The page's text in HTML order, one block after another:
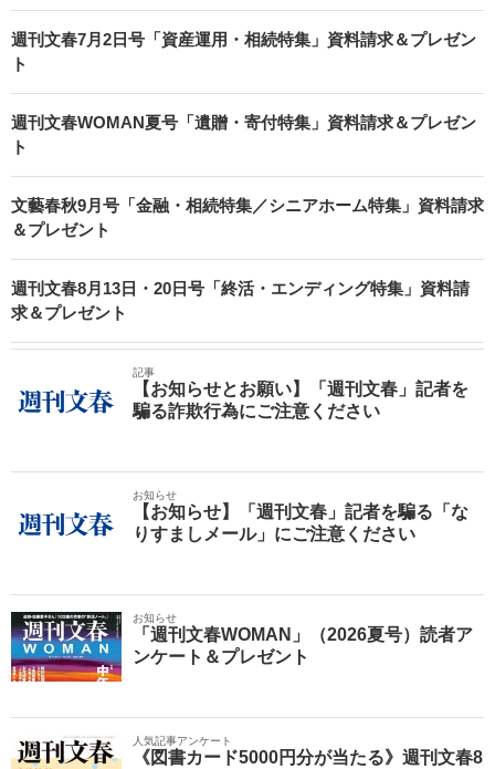
週刊文春7月2日号「資産運用・相続特集」資料請求＆プレゼン
ト
週刊文春WOMAN夏号「遺贈・寄付特集」資料請求＆プレゼン
ト
文藝春秋9月号「金融・相続特集／シニアホーム特集」資料請求
＆プレゼント
週刊文春8月13日・20日号「終活・エンディング特集」資料請
求＆プレゼント
記事
【お知らせとお願い】「週刊文春」記者を
騙る詐欺行為にご注意ください
お知らせ
【お知らせ】「週刊文春」記者を騙る「な
りすましメール」にご注意ください
お知らせ
「週刊文春WOMAN」（2026夏号）読者ア
ンケート＆プレゼント
人気記事アンケート
《図書カード5000円分が当たる》週刊文春8